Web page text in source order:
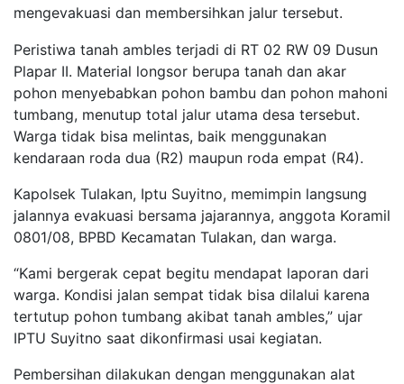
mengevakuasi dan membersihkan jalur tersebut.
Peristiwa tanah ambles terjadi di RT 02 RW 09 Dusun
Plapar II. Material longsor berupa tanah dan akar
pohon menyebabkan pohon bambu dan pohon mahoni
tumbang, menutup total jalur utama desa tersebut.
Warga tidak bisa melintas, baik menggunakan
kendaraan roda dua (R2) maupun roda empat (R4).
Kapolsek Tulakan, Iptu Suyitno, memimpin langsung
jalannya evakuasi bersama jajarannya, anggota Koramil
0801/08, BPBD Kecamatan Tulakan, dan warga.
“Kami bergerak cepat begitu mendapat laporan dari
warga. Kondisi jalan sempat tidak bisa dilalui karena
tertutup pohon tumbang akibat tanah ambles,” ujar
IPTU Suyitno saat dikonfirmasi usai kegiatan.
Pembersihan dilakukan dengan menggunakan alat